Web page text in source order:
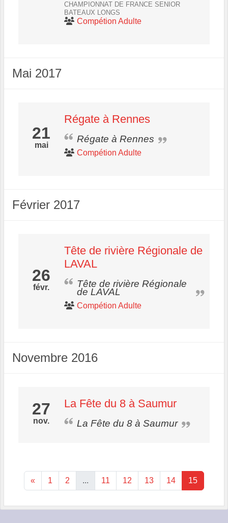
CHAMPIONNAT DE FRANCE SENIOR
BATEAUX LONGS
Compétion Adulte
Mai 2017
21
mai
Régate à Rennes
Régate à Rennes
Compétion Adulte
Février 2017
26
févr.
Tête de rivière Régionale de
LAVAL
Tête de rivière Régionale
de LAVAL
Compétion Adulte
Novembre 2016
27
nov.
La Fête du 8 à Saumur
La Fête du 8 à Saumur
« 1 2 ... 11 12 13 14 15